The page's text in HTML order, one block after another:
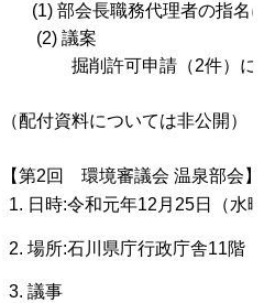
(1) 部会長職務代理者の指名に
(2) 議案
掘削許可申請（2件）につ
（配付資料については非公開）
【第2回 環境審議会 温泉部会】
日時:令和元年12月25日（水曜
場所:石川県庁行政庁舎11階
議事